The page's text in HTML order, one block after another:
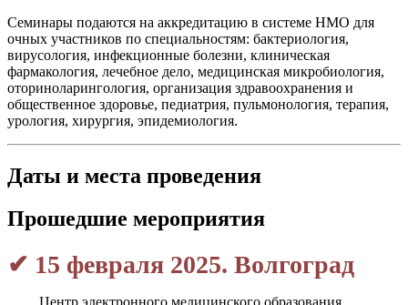
Семинары подаются на аккредитацию в системе НМО для
очных участников по специальностям: бактериология,
вирусология, инфекционные болезни, клиническая
фармакология, лечебное дело, медицинская микробиология,
оториноларингология, организация здравоохранения и
общественное здоровье, педиатрия, пульмонология, терапия,
урология, хирургия, эпидемиология.
Даты и места проведения
Прошедшие мероприятия
✔ 15 февраля 2025. Волгоград
Центр электронного медицинского образования